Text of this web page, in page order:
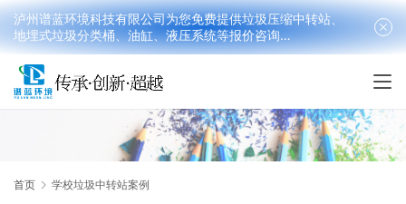
首页 学校垃圾中转站案例
泸州谱蓝环境科技有限公司为您免费提供垃圾压缩中转站、
地埋式垃圾分类桶、油缸、液压系统等报价咨询
18090199016(韩先生）